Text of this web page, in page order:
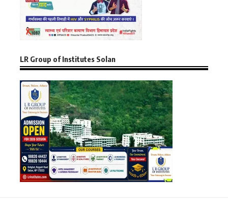
LR Group of Institutes Solan